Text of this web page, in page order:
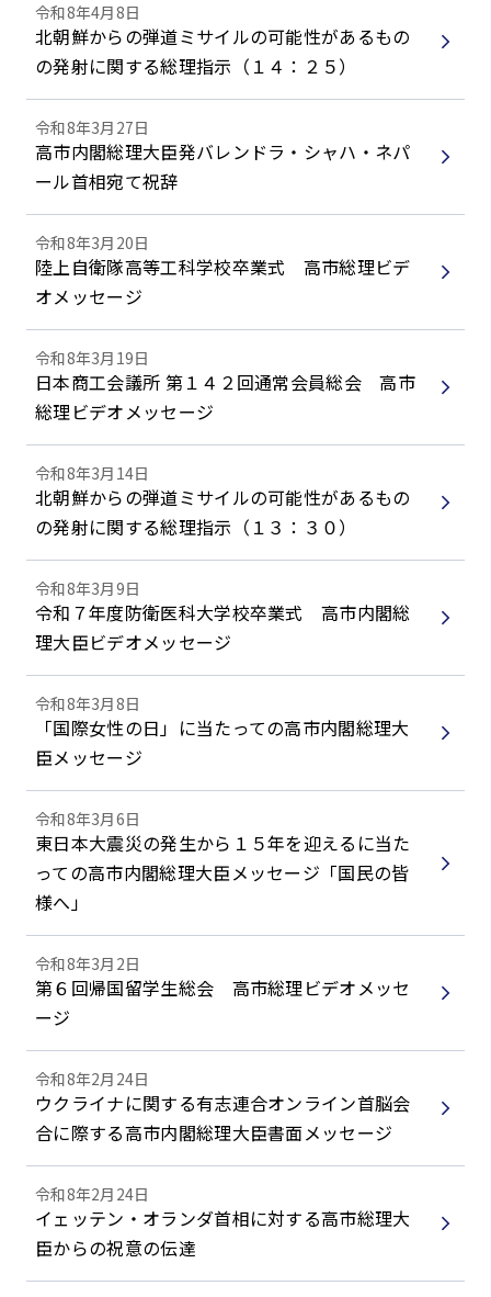
令和8年4月8日
北朝鮮からの弾道ミサイルの可能性があるもの
の発射に関する総理指示（１４：２５）
令和8年3月27日
高市内閣総理大臣発バレンドラ・シャハ・ネパ
ール首相宛て祝辞
令和8年3月20日
陸上自衛隊高等工科学校卒業式 高市総理ビデ
オメッセージ
令和8年3月19日
日本商工会議所 第１４２回通常会員総会 高市
総理ビデオメッセージ
令和8年3月14日
北朝鮮からの弾道ミサイルの可能性があるもの
の発射に関する総理指示（１３：３０）
令和8年3月9日
令和７年度防衛医科大学校卒業式 高市内閣総
理大臣ビデオメッセージ
令和8年3月8日
「国際女性の日」に当たっての高市内閣総理大
臣メッセージ
令和8年3月6日
東日本大震災の発生から１５年を迎えるに当た
っての高市内閣総理大臣メッセージ「国民の皆
様へ」
令和8年3月2日
第６回帰国留学生総会 高市総理ビデオメッセ
ージ
令和8年2月24日
ウクライナに関する有志連合オンライン首脳会
合に際する高市内閣総理大臣書面メッセージ
令和8年2月24日
イェッテン・オランダ首相に対する高市総理大
臣からの祝意の伝達